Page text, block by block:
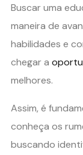
Buscar uma
maneira de
habilidades e
chegar a
melhores.
Assim, é
conheça os
buscando